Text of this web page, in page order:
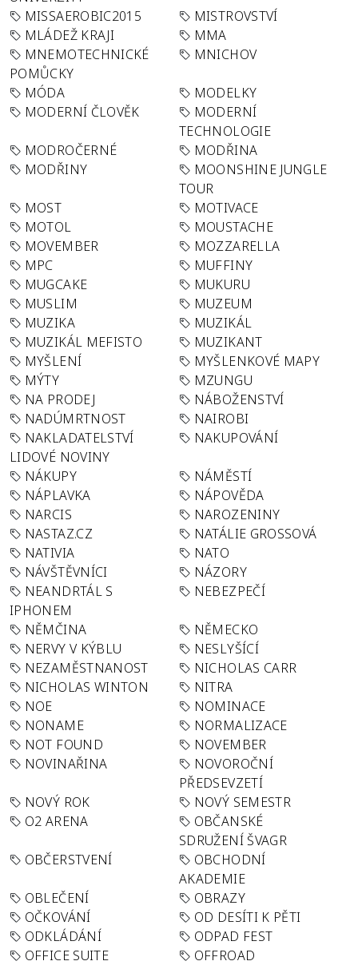
MISSAEROBIC2015
MISTROVSTVÍ
MLÁDEŽ KRAJI
MMA
MNEMOTECHNICKÉ
POMŮCKY
MNICHOV
MÓDA
MODELKY
MODERNÍ ČLOVĚK
MODERNÍ
TECHNOLOGIE
MODROČERNÉ
MODŘINA
MODŘINY
MOONSHINE JUNGLE
TOUR
MOST
MOTIVACE
MOTOL
MOUSTACHE
MOVEMBER
MOZZARELLA
MPC
MUFFINY
MUGCAKE
MUKURU
MUSLIM
MUZEUM
MUZIKA
MUZIKÁL
MUZIKÁL MEFISTO
MUZIKANT
MYŠLENÍ
MYŠLENKOVÉ MAPY
MÝTY
MZUNGU
NA PRODEJ
NÁBOŽENSTVÍ
NADÚMRTNOST
NAIROBI
NAKLADATELSTVÍ
LIDOVÉ NOVINY
NAKUPOVÁNÍ
NÁKUPY
NÁMĚSTÍ
NÁPLAVKA
NÁPOVĚDA
NARCIS
NAROZENINY
NASTAZ.CZ
NATÁLIE GROSSOVÁ
NATIVIA
NATO
NÁVŠTĚVNÍCI
NÁZORY
NEANDRTÁL S
IPHONEM
NEBEZPEČÍ
NĚMČINA
NĚMECKO
NERVY V KÝBLU
NESLYŠÍCÍ
NEZAMĚSTNANOST
NICHOLAS CARR
NICHOLAS WINTON
NITRA
NOE
NOMINACE
NONAME
NORMALIZACE
NOT FOUND
NOVEMBER
NOVINAŘINA
NOVOROČNÍ
PŘEDSEVZETÍ
NOVÝ ROK
NOVÝ SEMESTR
O2 ARENA
OBČANSKÉ
SDRUŽENÍ ŠVAGR
OBČERSTVENÍ
OBCHODNÍ
AKADEMIE
OBLEČENÍ
OBRAZY
OČKOVÁNÍ
OD DESÍTI K PĚTI
ODKLÁDÁNÍ
ODPAD FEST
OFFICE SUITE
OFFROAD